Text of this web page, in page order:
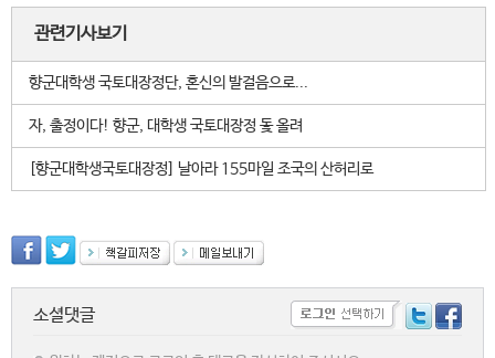
관련기사보기
향군대학생 국토대장정단, 혼신의 발걸음으로...
자, 출정이다! 향군, 대학생 국토대장정 돛 올려
[향군대학생국토대장정] 날아라 155마일 조국의 산허리로
소셜댓글